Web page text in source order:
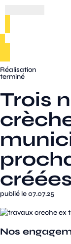
Réalisation
terminé
Trois
publié le 07.07.25
Nos